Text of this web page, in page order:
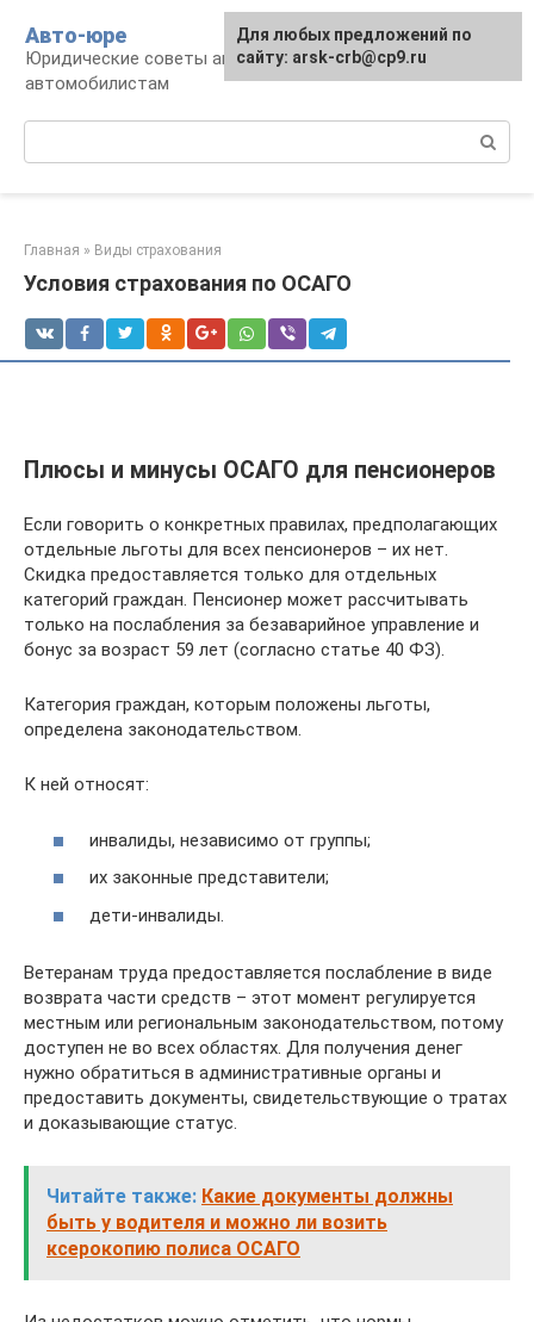
контенту
Авто-юре
Юридические советы автовладельцам и
автомобилистам
Главная » Виды страхования
Условия страхования по ОСАГО
Плюсы и минусы ОСАГО для пенсионеров
Если говорить о конкретных правилах, предполагающих
отдельные льготы для всех пенсионеров – их нет.
Скидка предоставляется только для отдельных
категорий граждан. Пенсионер может рассчитывать
только на послабления за безаварийное управление и
бонус за возраст 59 лет (согласно статье 40 ФЗ).
Категория граждан, которым положены льготы,
определена законодательством.
К ней относят:
инвалиды, независимо от группы;
их законные представители;
дети-инвалиды.
Ветеранам труда предоставляется послабление в виде
возврата части средств – этот момент регулируется
местным или региональным законодательством, потому
доступен не во всех областях. Для получения денег
нужно обратиться в административные органы и
предоставить документы, свидетельствующие о тратах
и доказывающие статус.
Читайте также: Какие документы должны
быть у водителя и можно ли возить
ксерокопию полиса ОСАГО
Для любых предложений по
сайту: arsk-crb@cp9.ru